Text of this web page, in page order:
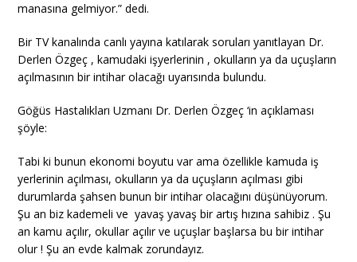
manasına gelmiyor.” dedi.
Bir TV kanalında canlı yayına katılarak soruları yanıtlayan Dr.
Derlen Özgeç , kamudaki işyerlerinin , okulların ya da uçuşların
açılmasının bir intihar olacağı uyarısında bulundu.
Göğüs Hastalıkları Uzmanı Dr. Derlen Özgeç ‘in açıklaması
şöyle:
Tabi ki bunun ekonomi boyutu var ama özellikle kamuda iş
yerlerinin açılması, okulların ya da uçuşların açılması gibi
durumlarda şahsen bunun bir intihar olacağını düşünüyorum.
Şu an biz kademeli ve yavaş yavaş bir artış hızına sahibiz . Şu
an kamu açılır, okullar açılır ve uçuşlar başlarsa bu bir intihar
olur ! Şu an evde kalmak zorundayız.